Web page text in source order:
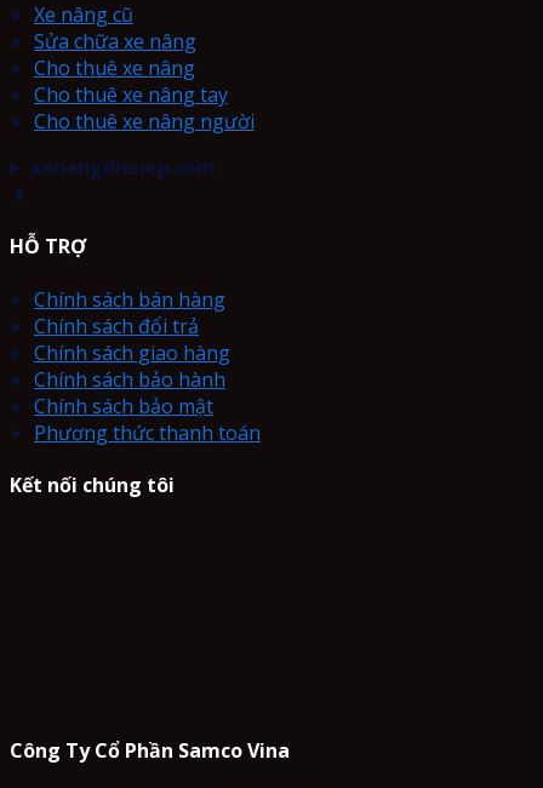
Xe nâng cũ
Sửa chữa xe nâng
Cho thuê xe nâng
Cho thuê xe nâng tay
Cho thuê xe nâng người
xenangdienep.com
▼
HỖ TRỢ
Chính sách bán hàng
Chính sách đổi trả
Chính sách giao hàng
Chính sách bảo hành
Chính sách bảo mật
Phương thức thanh toán
Kết nối chúng tôi
Công Ty Cổ Phần Samco Vina